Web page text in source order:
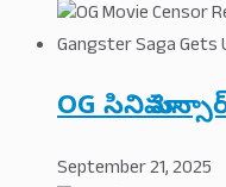
OG సినిమా
September 21, 2025